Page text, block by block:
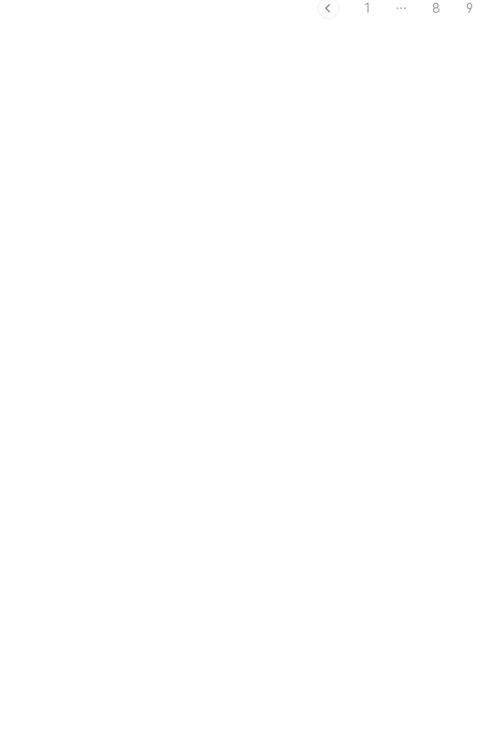
수 있습니다. 월세 계약은 단
1 ··· 8 9